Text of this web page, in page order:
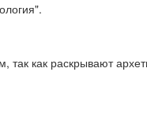
как раскрывают